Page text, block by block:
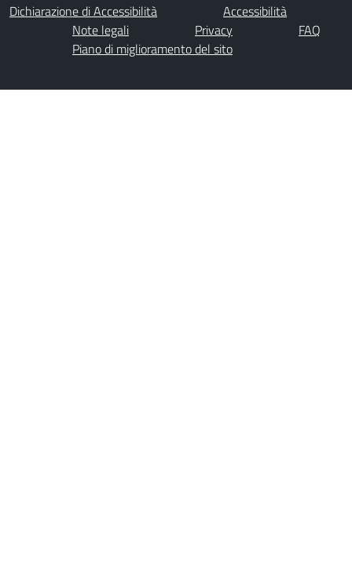
Dichiarazione di Accessibilità
Accessibilità
Note legali
Privacy
FAQ
Piano di miglioramento del sito